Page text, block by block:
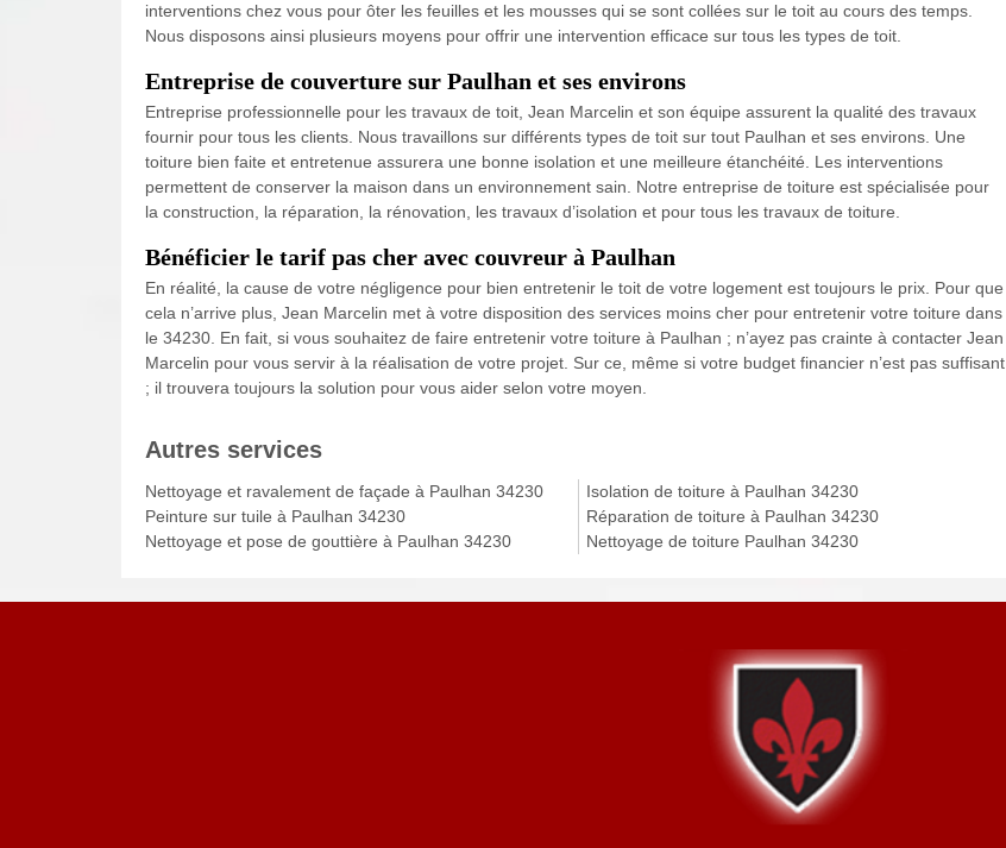
interventions chez vous pour ôter les feuilles et les mousses qui se sont collées sur le toit au cours des temps.
Nous disposons ainsi plusieurs moyens pour offrir une intervention efficace sur tous les types de toit.
Entreprise de couverture sur Paulhan et ses environs
Entreprise professionnelle pour les travaux de toit, Jean Marcelin et son équipe assurent la qualité des travaux
fournir pour tous les clients. Nous travaillons sur différents types de toit sur tout Paulhan et ses environs. Une
toiture bien faite et entretenue assurera une bonne isolation et une meilleure étanchéité. Les interventions
permettent de conserver la maison dans un environnement sain. Notre entreprise de toiture est spécialisée pour
la construction, la réparation, la rénovation, les travaux d’isolation et pour tous les travaux de toiture.
Bénéficier le tarif pas cher avec couvreur à Paulhan
En réalité, la cause de votre négligence pour bien entretenir le toit de votre logement est toujours le prix. Pour que
cela n’arrive plus, Jean Marcelin met à votre disposition des services moins cher pour entretenir votre toiture dans
le 34230. En fait, si vous souhaitez de faire entretenir votre toiture à Paulhan ; n’ayez pas crainte à contacter Jean
Marcelin pour vous servir à la réalisation de votre projet. Sur ce, même si votre budget financier n’est pas suffisant
; il trouvera toujours la solution pour vous aider selon votre moyen.
Autres services
Nettoyage et ravalement de façade à Paulhan 34230
Peinture sur tuile à Paulhan 34230
Nettoyage et pose de gouttière à Paulhan 34230
Isolation de toiture à Paulhan 34230
Réparation de toiture à Paulhan 34230
Nettoyage de toiture Paulhan 34230